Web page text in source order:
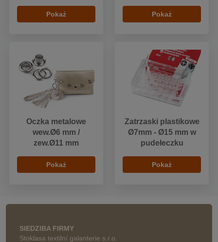
Pokaż Pokaż
Oczka metalowe
wew.Ø6 mm /
zew.Ø11 mm
Pokaż
Zatrzaski plastikowe
Ø7mm - Ø15 mm w
pudełeczku
Pokaż
SIEDZIBA FIRMY
Stoklasa textilní galanterie s.r.o.